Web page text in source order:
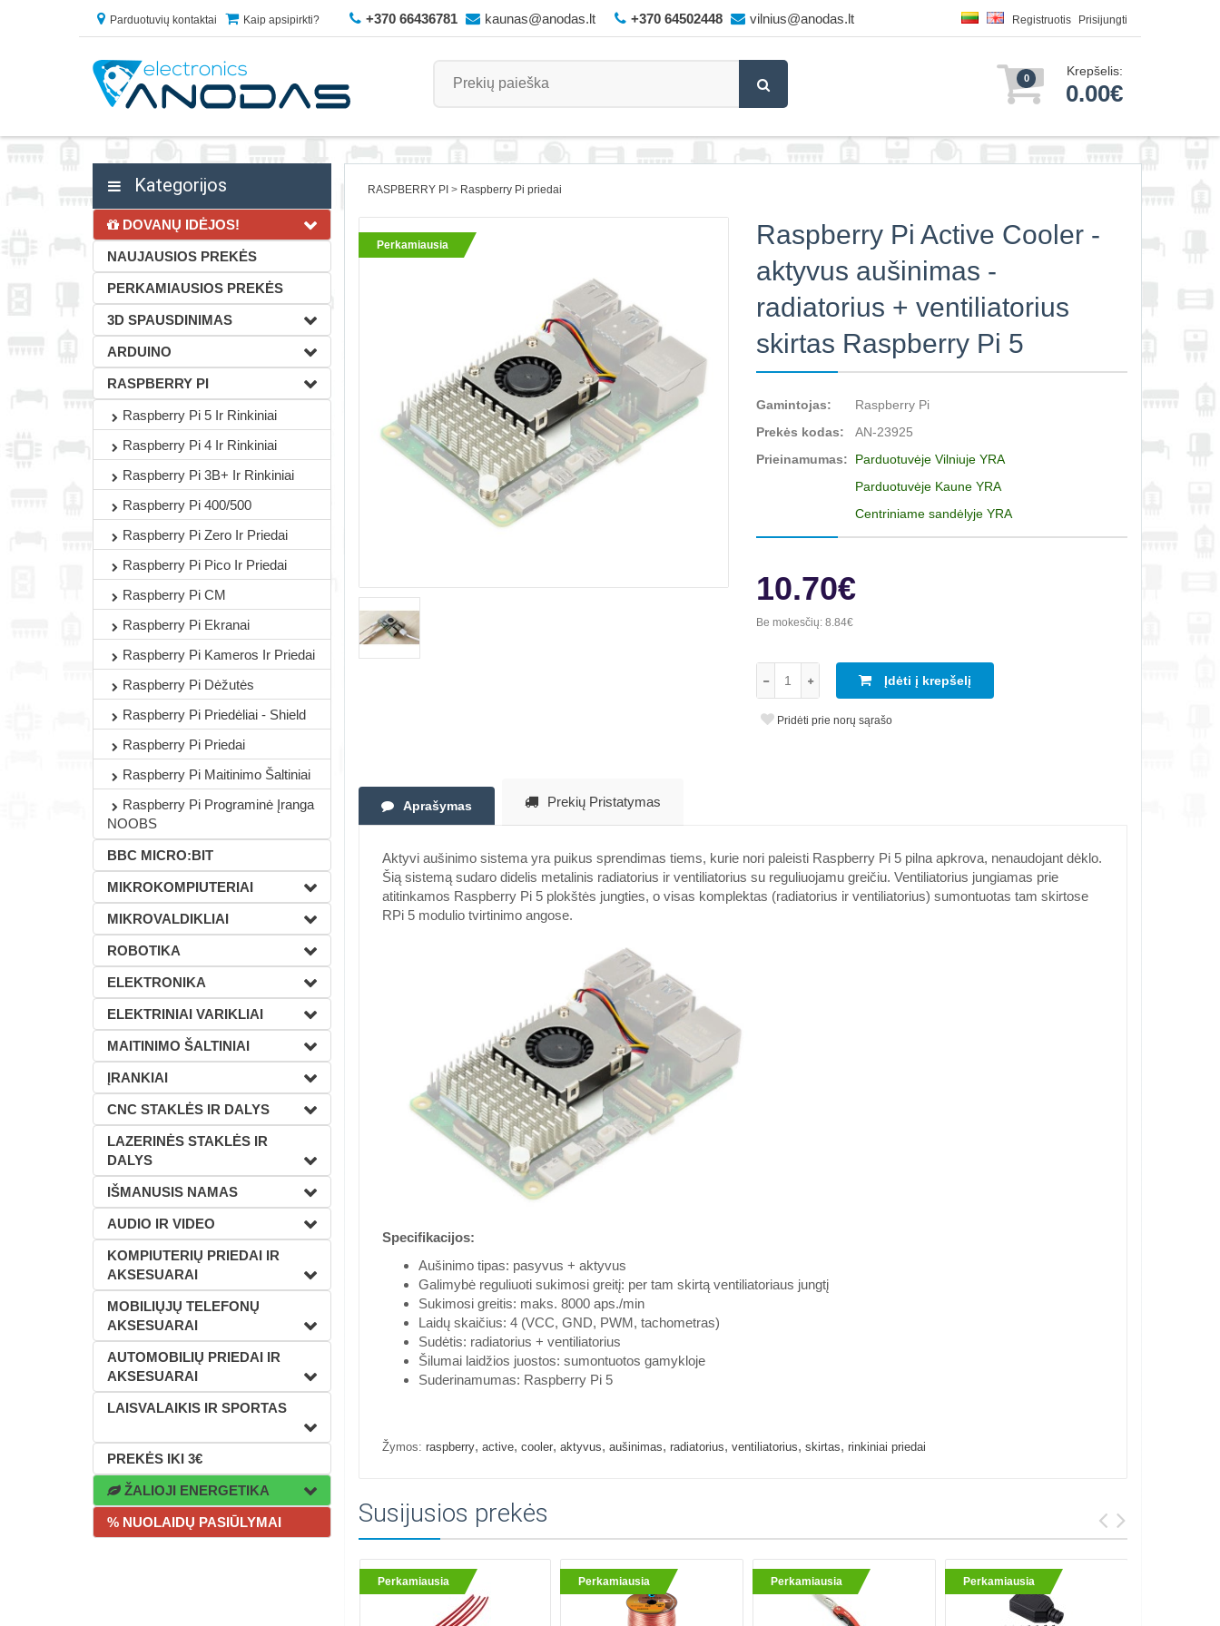
Parduotuvių kontaktai Kaip apsipirkti? +370 66436781 kaunas@anodas.lt +370 64502448 vilnius@anodas.lt Registruotis Prisijungti
0 Krepšelis:
0.00€
Kategorijos
DOVANŲ IDĖJOS!
NAUJAUSIOS PREKĖS
PERKAMIAUSIOS PREKĖS
3D SPAUSDINIMAS
ARDUINO
RASPBERRY PI
Raspberry Pi 5 Ir Rinkiniai
Raspberry Pi 4 Ir Rinkiniai
Raspberry Pi 3B+ Ir Rinkiniai
Raspberry Pi 400/500
Raspberry Pi Zero Ir Priedai
Raspberry Pi Pico Ir Priedai
Raspberry Pi CM
Raspberry Pi Ekranai
Raspberry Pi Kameros Ir Priedai
Raspberry Pi Dėžutės
Raspberry Pi Priedėliai - Shield
Raspberry Pi Priedai
Raspberry Pi Maitinimo Šaltiniai
Raspberry Pi Programinė Įranga
NOOBS
BBC MICRO:BIT
MIKROKOMPIUTERIAI
MIKROVALDIKLIAI
ROBOTIKA
ELEKTRONIKA
ELEKTRINIAI VARIKLIAI
MAITINIMO ŠALTINIAI
ĮRANKIAI
CNC STAKLĖS IR DALYS
LAZERINĖS STAKLĖS IR
DALYS
IŠMANUSIS NAMAS
AUDIO IR VIDEO
KOMPIUTERIŲ PRIEDAI IR
AKSESUARAI
MOBILIŲJŲ TELEFONŲ
AKSESUARAI
AUTOMOBILIŲ PRIEDAI IR
AKSESUARAI
LAISVALAIKIS IR SPORTAS
PREKĖS IKI 3€
ŽALIOJI ENERGETIKA
% NUOLAIDŲ PASIŪLYMAI
RASPBERRY PI Raspberry Pi priedai
Perkamiausia
Raspberry Pi Active Cooler -
aktyvus aušinimas -
radiatorius + ventiliatorius
skirtas Raspberry Pi 5
Gamintojas:
Raspberry Pi
Prekės kodas:
AN-23925
Prieinamumas:
Parduotuvėje Vilniuje YRA
Parduotuvėje Kaune YRA
Centriniame sandėlyje YRA
10.70€
Be mokesčių:8.84€
Įdėti į krepšelį
Pridėti prie norų sąrašo
Aprašymas Prekių Pristatymas
Aktyvi aušinimo sistema yra puikus sprendimas tiems, kurie nori paleisti Raspberry Pi 5 pilna apkrova, nenaudojant dėklo.
Šią sistemą sudaro didelis metalinis radiatorius ir ventiliatorius su reguliuojamu greičiu. Ventiliatorius jungiamas prie
atitinkamos Raspberry Pi 5 plokštės jungties, o visas komplektas (radiatorius ir ventiliatorius) sumontuotas tam skirtose
RPi 5 modulio tvirtinimo angose.
Specifikacijos:
Aušinimo tipas: pasyvus + aktyvus
Galimybė reguliuoti sukimosi greitį: per tam skirtą ventiliatoriaus jungtį
Sukimosi greitis: maks. 8000 aps./min
Laidų skaičius: 4 (VCC, GND, PWM, tachometras)
Sudėtis: radiatorius + ventiliatorius
Šilumai laidžios juostos: sumontuotos gamykloje
Suderinamumas: Raspberry Pi 5
Žymos: raspberry, active, cooler, aktyvus, aušinimas, radiatorius, ventiliatorius, skirtas, rinkiniai priedai
Susijusios prekės
Perkamiausia Perkamiausia Perkamiausia Perkamiausia